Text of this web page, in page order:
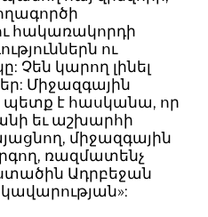
հակառակորդի
ու
Չեն կարող լինել
Միջազգային
պետք է հասկանա, որ
եւ աշխարհի
միջազգային
ռազմատենչ
Ադրբեջան